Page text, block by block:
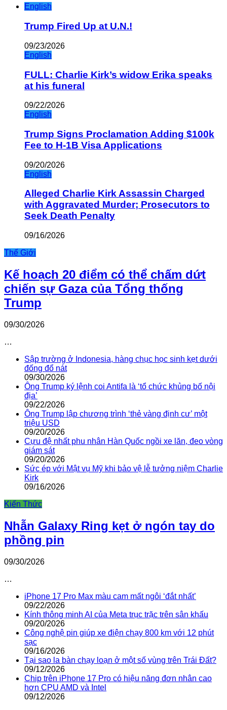
English
Trump Fired Up at U.N.!
09/23/2026
English
FULL: Charlie Kirk’s widow Erika speaks
at his funeral
09/22/2026
English
Trump Signs Proclamation Adding $100k
Fee to H-1B Visa Applications
09/20/2026
English
Alleged Charlie Kirk Assassin Charged
with Aggravated Murder; Prosecutors to
Seek Death Penalty
09/16/2026
Thế Giới
Kế hoạch 20 điểm có thể chấm dứt
chiến sự Gaza của Tổng thống
Trump
09/30/2026
…
Sập trường ở Indonesia, hàng chục học sinh kẹt dưới
đống đổ nát
09/30/2026
Ông Trump ký lệnh coi Antifa là ‘tổ chức khủng bố nội
địa’
09/22/2026
Ông Trump lập chương trình ‘thẻ vàng định cư’ một
triệu USD
09/20/2026
Cựu đệ nhất phu nhân Hàn Quốc ngồi xe lăn, đeo vòng
giám sát
09/20/2026
Sức ép với Mật vụ Mỹ khi bảo vệ lễ tưởng niệm Charlie
Kirk
09/16/2026
Kiến Thức
Nhẫn Galaxy Ring kẹt ở ngón tay do
phồng pin
09/30/2026
…
iPhone 17 Pro Max màu cam mất ngôi ‘đắt nhất’
09/22/2026
Kính thông minh AI của Meta trục trặc trên sân khấu
09/20/2026
Công nghệ pin giúp xe điện chạy 800 km với 12 phút
sạc
09/16/2026
Tại sao la bàn chạy loạn ở một số vùng trên Trái Đất?
09/12/2026
Chip trên iPhone 17 Pro có hiệu năng đơn nhân cao
hơn CPU AMD và Intel
09/12/2026